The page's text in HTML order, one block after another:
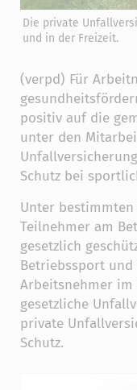
Die private
und in der Freizeit.
(verpd) Für
positiv auf die
unter den
Schutz bei
Unter
Teilnehmer am
gesetzlich
Betriebssport
Arbeitsnehmer im
gesetzliche
private
Schutz.